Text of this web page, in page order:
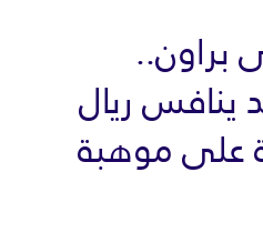
براون..
ينافس ريال
على موهبة